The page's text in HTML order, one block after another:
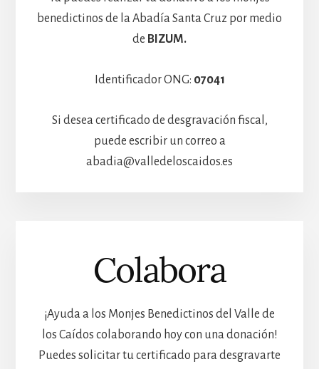
benedictinos de la Abadía Santa Cruz por medio
de BIZUM.
Identificador ONG: 07041
Si desea certificado de desgravación fiscal,
puede escribir un correo a
abadia@valledeloscaidos.es
Colabora
¡Ayuda a los Monjes Benedictinos del Valle de
los Caídos colaborando hoy con una donación!
Puedes solicitar tu certificado para desgravarte